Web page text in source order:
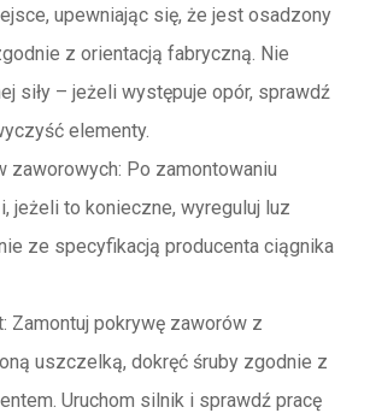
upewniając się, że jest osadzony
z orientacją fabryczną. Nie
siły – jeżeli występuje opór, sprawdź
elementy.
zaworowych: Po zamontowaniu
jeżeli to konieczne, wyreguluj luz
ze specyfikacją producenta ciągnika
Zamontuj pokrywę zaworów z
uszczelką, dokręć śruby zgodnie z
Uruchom silnik i sprawdź pracę